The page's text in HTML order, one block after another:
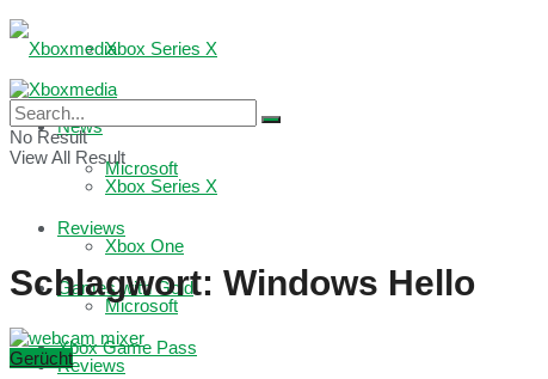
Xbox Series X
Microsoft
Reviews
Games with Gold
Xbox Game Pass
News
Xbox Series X
Xbox One
Microsoft
Reviews
No Result
View All Result
Schlagwort: Windows Hello
Gerücht